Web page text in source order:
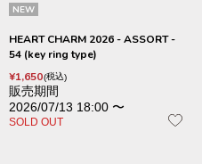
NEW
HEART CHARM 2026 - ASSORT -
54 (key ring type)
¥1,650 税込
販売期間
2026/07/13 18:00 〜
SOLD OUT